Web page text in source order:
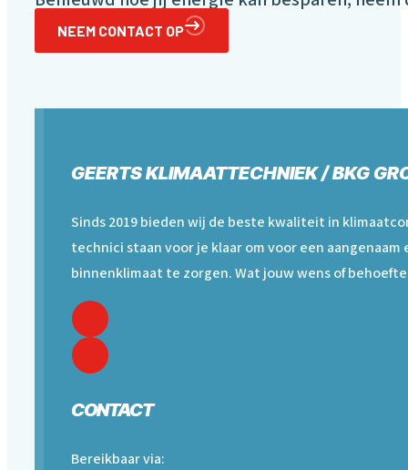
NEEM CONTACT OP
GEERTS KLIMAATTECHNIEK / BKG
Sinds 2019 bieden wij de beste kwaliteit in
technici staan voor je klaar om voor een
binnenklimaat te zorgen. Wat jouw wens of
CONTACT
Bereikbaar via: